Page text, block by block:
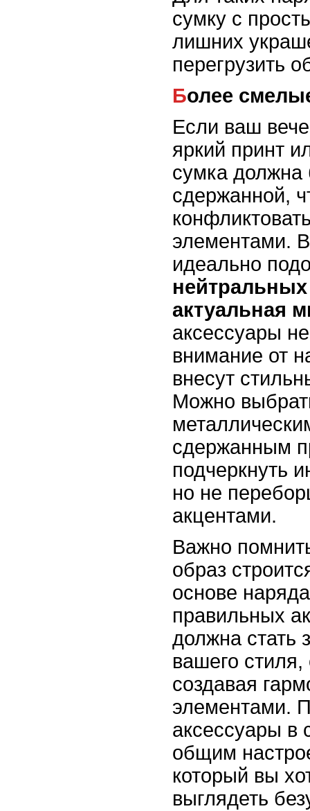
сумку с
лишних
перегрузить
Более
Если ваш
яркий принт
сумка должна
сдержанной,
элементами.
идеально
нейтральных
актуальная
аксессуары
внимание от
внесут
Можно
сдержанным
подчеркнуть
но не
акцентами.
Важно
образ
основе
правильных
должна стать
вашего стиля,
создавая
элементами.
аксессуары в
общим
который вы
выглядеть